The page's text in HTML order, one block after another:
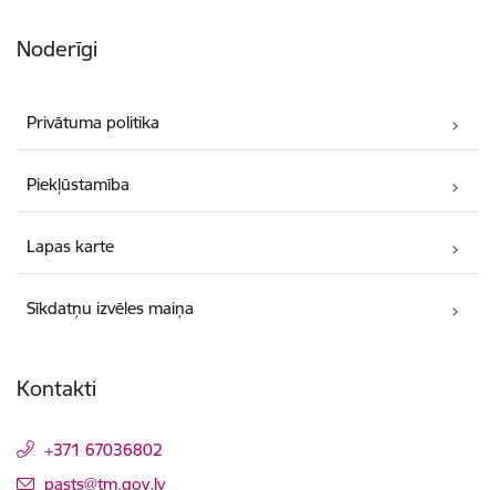
Noderīgi
Privātuma politika
Piekļūstamība
Lapas karte
Sīkdatņu izvēles maiņa
Kontakti
+371 67036802
E-pasts:
pasts@tm.gov.lv